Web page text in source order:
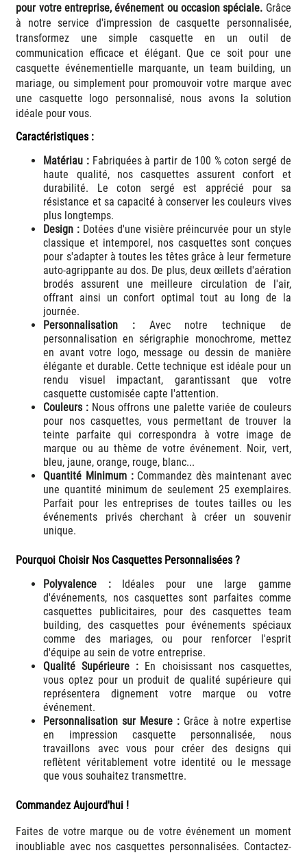
pour votre entreprise, événement ou occasion spéciale. Grâce
à notre service d'impression de casquette personnalisée,
transformez une simple casquette en un outil de
communication efficace et élégant. Que ce soit pour une
casquette événementielle marquante, un team building, un
mariage, ou simplement pour promouvoir votre marque avec
une casquette logo personnalisé, nous avons la solution
idéale pour vous.
Caractéristiques :
Matériau : Fabriquées à partir de 100 % coton sergé de
haute qualité, nos casquettes assurent confort et
durabilité. Le coton sergé est apprécié pour sa
résistance et sa capacité à conserver les couleurs vives
plus longtemps.
Design : Dotées d'une visière préincurvée pour un style
classique et intemporel, nos casquettes sont conçues
pour s'adapter à toutes les têtes grâce à leur fermeture
auto-agrippante au dos. De plus, deux œillets d'aération
brodés assurent une meilleure circulation de l'air,
offrant ainsi un confort optimal tout au long de la
journée.
Personnalisation : Avec notre technique de
personnalisation en sérigraphie monochrome, mettez
en avant votre logo, message ou dessin de manière
élégante et durable. Cette technique est idéale pour un
rendu visuel impactant, garantissant que votre
casquette customisée capte l'attention.
Couleurs : Nous offrons une palette variée de couleurs
pour nos casquettes, vous permettant de trouver la
teinte parfaite qui correspondra à votre image de
marque ou au thème de votre événement. Noir, vert,
bleu, jaune, orange, rouge, blanc...
Quantité Minimum :Commandez dès maintenant avec
une quantité minimum de seulement 25 exemplaires.
Parfait pour les entreprises de toutes tailles ou les
événements privés cherchant à créer un souvenir
unique.
Pourquoi Choisir Nos Casquettes Personnalisées ?
Polyvalence :Idéales pour une large gamme
d'événements, nos casquettes sont parfaites comme
casquettes publicitaires, pour des casquettes team
building, des casquettes pour événements spéciaux
comme des mariages, ou pour renforcer l'esprit
d'équipe au sein de votre entreprise.
Qualité Supérieure : En choisissant nos casquettes,
vous optez pour un produit de qualité supérieure qui
représentera dignement votre marque ou votre
événement.
Personnalisation sur Mesure : Grâce à notre expertise
en impression casquette personnalisée, nous
travaillons avec vous pour créer des designs qui
reflètent véritablement votre identité ou le message
que vous souhaitez transmettre.
Commandez Aujourd'hui !
Faites de votre marque ou de votre événement un moment
inoubliable avec nos casquettes personnalisées. Contactez-